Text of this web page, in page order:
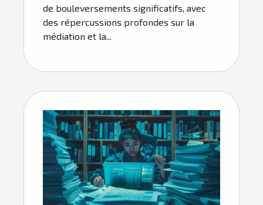
de bouleversements significatifs, avec
des répercussions profondes sur la
médiation et la...